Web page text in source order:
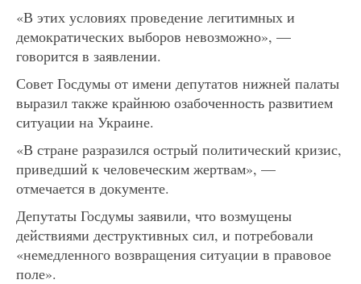
«В этих условиях проведение легитимных и
демократических выборов невозможно», —
говорится в заявлении.
Совет Госдумы от имени депутатов нижней палаты
выразил также крайнюю озабоченность развитием
ситуации на Украине.
«В стране разразился острый политический кризис,
приведший к человеческим жертвам», —
отмечается в документе.
Депутаты Госдумы заявили, что возмущены
действиями деструктивных сил, и потребовали
«немедленного возвращения ситуации в правовое
поле».